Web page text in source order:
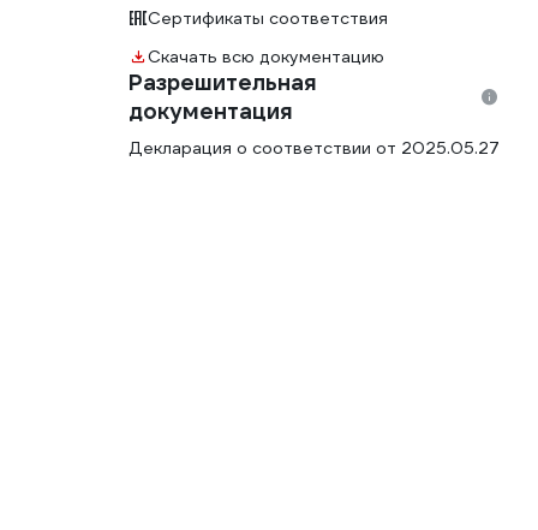
Сертификаты соответствия
Скачать всю документацию
Разрешительная
документация
Декларация о соответствии от 2025.05.27